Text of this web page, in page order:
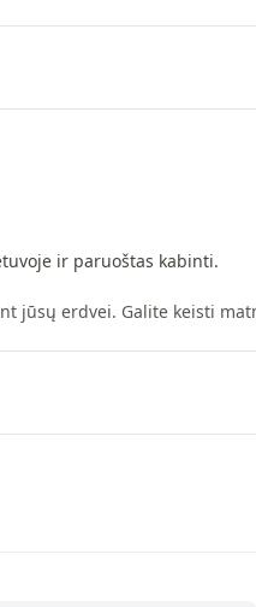
ir paruoštas kabinti.
jūsų erdvei. Galite keisti